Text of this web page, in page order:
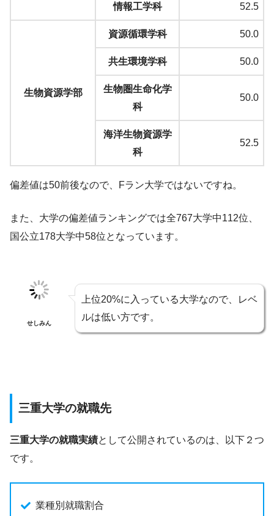
情報工学科 52.5
生物資源学部
資源循環学科 50.0
共生環境学科 50.0
生物圏生命化学
科
50.0
海洋生物資源学
科
52.5
偏差値は50前後なので、Fラン大学ではないですね。
また、大学の偏差値ランキングでは全767大学中112位、
国公立178大学中58位となっています。
せしみん
上位20%に入っている大学なので、レベ
ルは低い方です。
三重大学の就職先
三重大学の就職実績として公開されているのは、以下２つ
です。
業種別就職割合